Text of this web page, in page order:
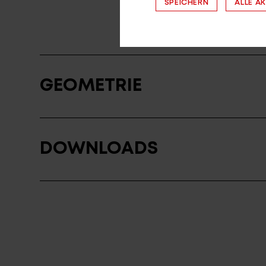
GEOMETRIE
DOWNLOADS
SPEICHERN ALLE